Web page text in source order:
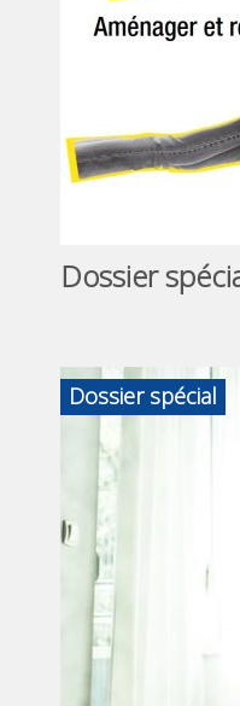
Dossier
Dossier spécial